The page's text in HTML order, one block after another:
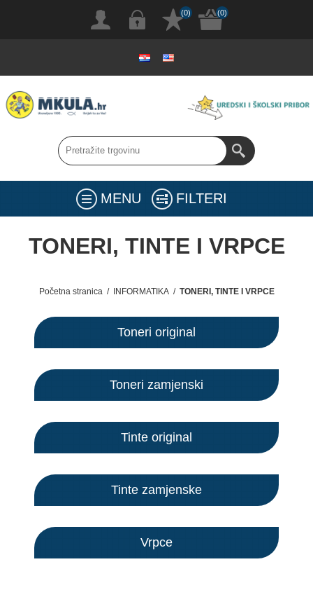
(0) (0)
MENU FILTERI
TONERI, TINTE I VRPCE
Početna stranica / INFORMATIKA / TONERI, TINTE I VRPCE
Toneri original
Toneri zamjenski
Tinte original
Tinte zamjenske
Vrpce